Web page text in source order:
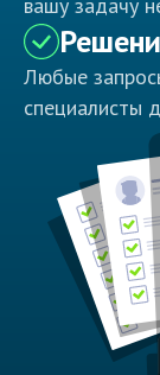
вашу задачу
Любые
специалисты